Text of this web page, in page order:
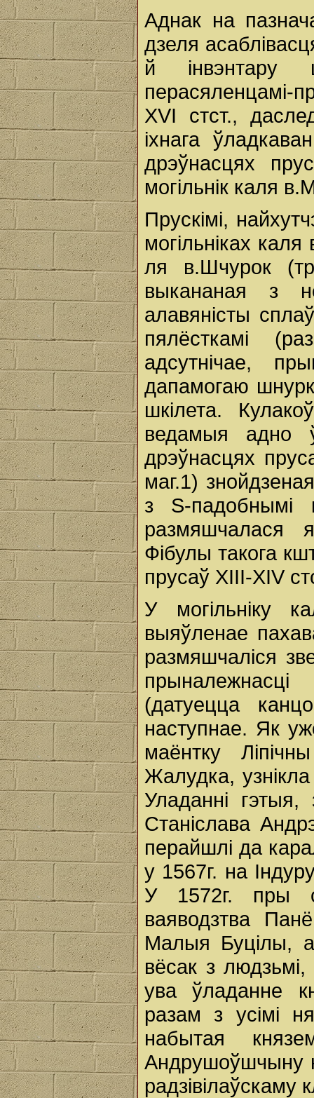
Аднак на
дзеля
й інвэнтару
перасяленцамі-
XVI стст.,
іхнага
дрэўнасцях
могільнік каля
Прускімі,
могільніках каля
ля в.Шчурок
выкананая з
алавяністы
пялёсткамі
адсутнічае,
дапамогаю
шкілета.
ведамыя адно
дрэўнасцях
маг.1)
з S-падобнымі
размяшчалася
Фібулы такога
прусаў XIII-XIV
У могільніку
выяўленае
размяшчаліся
прыналежнасці
(датуецца
наступнае. Як
маёнтку
Жалудка,
Уладанні
Станіслава
перайшлі да
у 1567г. на
У 1572г. пры
ваяводзтва
Малыя Буцілы,
вёсак з
ува ўладанне
разам з усімі
набытая
Андрушоўшчыну
радзівілаўскаму